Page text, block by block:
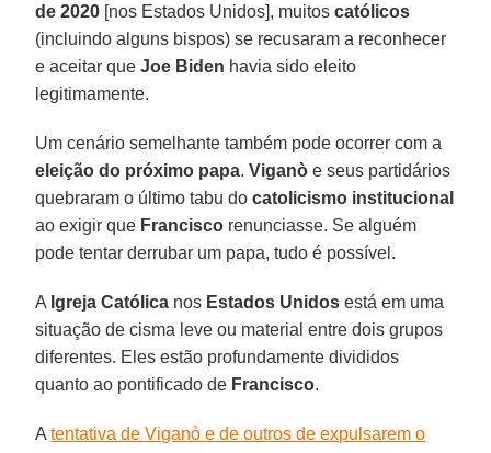
de 2020 [nos Estados Unidos], muitoscatólicos
(incluindo alguns bispos) se recusaram a reconhecer
e aceitar queJoe Biden havia sido eleito
legitimamente.
Um cenário semelhante também pode ocorrer com a
eleição do próximo papa.Viganò e seus partidários
quebraram o último tabu docatolicismo institucional
ao exigir que Francisco renunciasse. Se alguém
pode tentar derrubar um papa, tudo é possível.
A Igreja Católica nos Estados Unidos está em uma
situação de cisma leve ou material entre dois grupos
diferentes. Eles estão profundamente divididos
quanto ao pontificado de Francisco.
Atentativa de Viganò e de outros de expulsarem o